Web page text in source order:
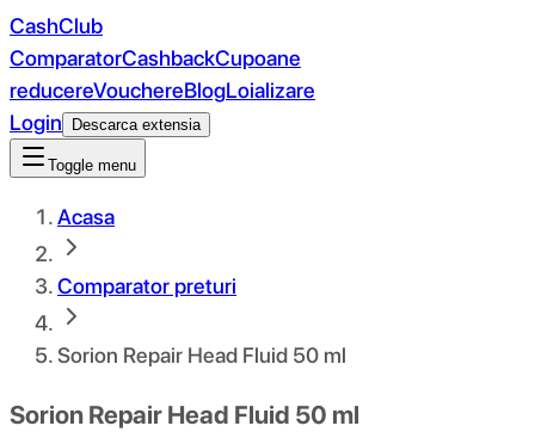
CashClub
ComparatorCashbackCupoane
reducereVouchereBlogLoializare
Login
Descarca extensia
Toggle menu
Acasa
Comparator preturi
Sorion Repair Head Fluid 50 ml
Sorion Repair Head Fluid 50 ml